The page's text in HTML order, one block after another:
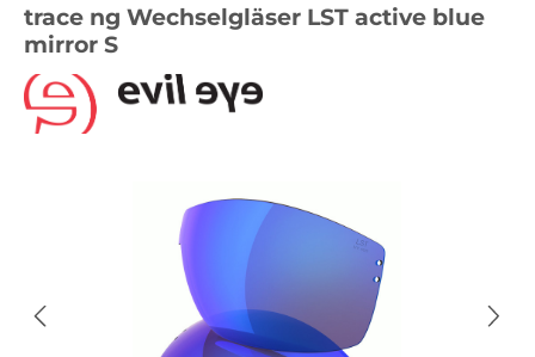
trace ng Wechselgläser LST active blue
mirror S